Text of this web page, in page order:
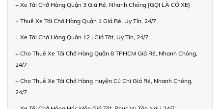
+ Xe Tải Chở Hàng Quận 3 Giá Rẻ, Nhanh Chóng [GỌI LÀ CÓ XE]
+ Thuê Xe Tải Chở Hàng Quận 1 Giá Rẻ, Uy Tín, 24/7
+ Xe Tải Chở Hàng Quận 12 | Giá Tốt, Uy Tín, 24/7
+ Cho Thuê Xe Tải Chở Hàng Quận 8 TPHCM Giá Rẻ, Nhanh Chóng,
24/7
+ Cho Thuê Xe Tải Chở Hàng Huyện Củ Chi Giá Rẻ, Nhanh Chóng,
24/7